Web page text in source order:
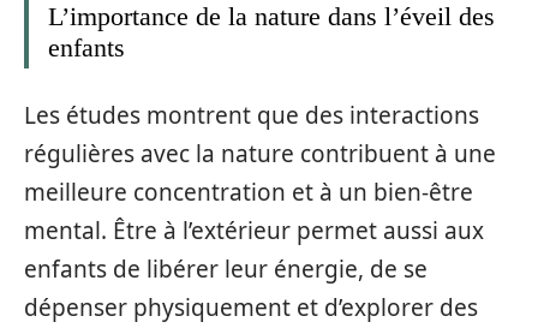
L’importance de la nature dans l’éveil des
enfants
Les études montrent que des interactions
régulières avec la nature contribuent à une
meilleure concentration et à un bien-être
mental. Être à l’extérieur permet aussi aux
enfants de libérer leur énergie, de se
dépenser physiquement et d’explorer des